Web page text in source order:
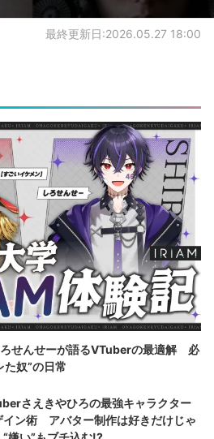
最終更新日:2026.05.27 18:00
ろせんせーが語るVTuberの最適解 必
た奴”の日常
さえきやひろの最強キャラクター
イン術 アバター制作は好きだけじゃ